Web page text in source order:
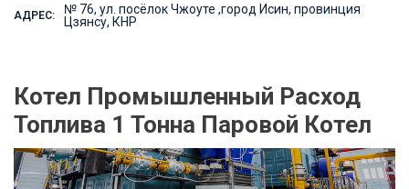
АДРЕС:
№ 76, ул. посёлок Чжоуте ,город Исин, провинция
Цзянсу, КНР
Котел Промышленный Расход
Топлива 1 Тонна Паровой Котел